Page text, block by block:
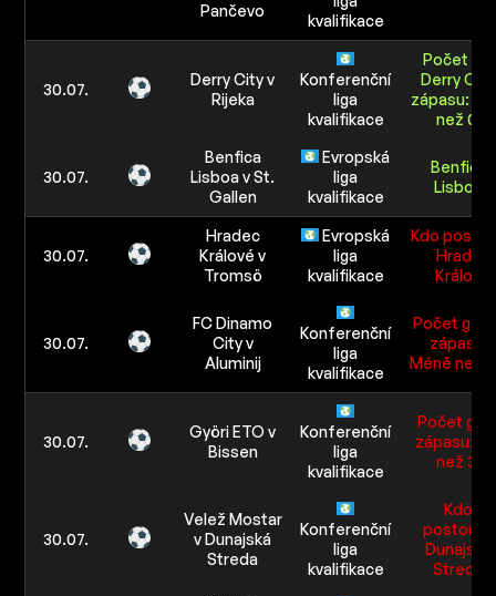
Pančevo
kvalifikace
30.07.
Derry City v
Rijeka
Konferenční
liga
kvalifikace
Počet
Derry City
zápasu:
než 0.5
30.07.
Benfica
Lisboa v St.
Gallen
Evropská
liga
kvalifikace
Benfica
Lisboa
30.07.
Hradec
Králové v
Tromsö
Evropská
liga
kvalifikace
Kdo
Hradec
Králové
30.07.
FC Dinamo
City v
Aluminij
Konferenční
liga
kvalifikace
Počet gólů
zápasu:
Méně než
30.07.
Györi ETO v
Bissen
Konferenční
liga
kvalifikace
Počet
zápasu:
než 3.5
30.07.
Velež Mostar
v Dunajská
Streda
Konferenční
liga
kvalifikace
Kdo
postoupí:
Dunajská
Streda